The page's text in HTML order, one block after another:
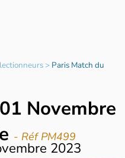
> Paris Match du
Novembre
- Réf PM499
2023